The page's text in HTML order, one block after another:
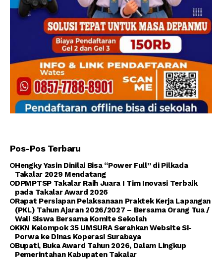
Pos-Pos Terbaru
Hengky Yasin Dinilai Bisa “Power Full” di Pilkada
Takalar 2029 Mendatang
DPMPTSP Takalar Raih Juara I Tim Inovasi Terbaik
pada Takalar Award 2026
Rapat Persiapan Pelaksanaan Praktek Kerja Lapangan
(PKL) Tahun Ajaran 2026/2027 – Bersama Orang Tua /
Wali Siswa Bersama Komite Sekolah
KKN Kelompok 35 UMSURA Serahkan Website Si-
Porwa ke Dinas Koperasi Surabaya
Bupati, Buka Award Tahun 2026, Dalam Lingkup
Pemerintahan Kabupaten Takalar